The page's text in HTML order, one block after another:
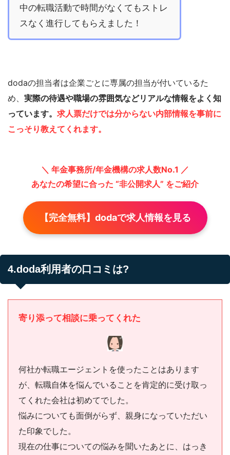
中の転職活動で時間がなくてもストレ
スなく進行してもらえました！
dodaの担当者は企業ごとに専属の担当が付いているた
め、 実際の待遇や職場の雰囲気などリアルな情報をよく知
っています。 求人票だけでは分からない内部情報を事前に
こっそり教えてくれます。
＼ 年金事務所/年金機構の求人数No.1 ／
あなたの希望に合った “非公開求人” をご紹介
【完全無料】dodaで求人情報を見る
4.doda利用者の口コミは?
寄り添って相談に乗ってくれた
何社か転職エージェントを使ったことはあります
が、転職自体を悩んでいることを肯定的に受け取っ
てくれた会社は初めてでした。
悩みについても面倒がらず、親身になっていただい
た印象でした。
現在の仕事についての悩みを聞いたあとに、はっき